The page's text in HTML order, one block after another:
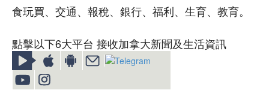
食玩買、交通、報稅、銀行、福利、生育、教育。
點擊以下6大平台 接收加拿大新聞及生活資訊